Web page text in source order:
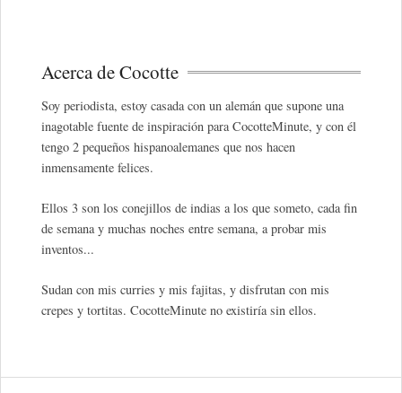
Acerca de Cocotte
Soy periodista, estoy casada con un alemán que supone una
inagotable fuente de inspiración para CocotteMinute, y con él
tengo 2 pequeños hispanoalemanes que nos hacen
inmensamente felices.
Ellos 3 son los conejillos de indias a los que someto, cada fin
de semana y muchas noches entre semana, a probar mis
inventos...
Sudan con mis curries y mis fajitas, y disfrutan con mis
crepes y tortitas. CocotteMinute no existiría sin ellos.